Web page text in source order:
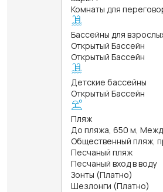
Комнаты для
Бассейны для
Открытый Бассейн
Открытый Бассейн
Детские бассейны
Открытый Бассейн
Пляж
До пляжа, 650 м,
Общественный пляж,
Песчаный пляж
Песчаный вход в воду
Зонты (Платно)
Шезлонги (Платно)